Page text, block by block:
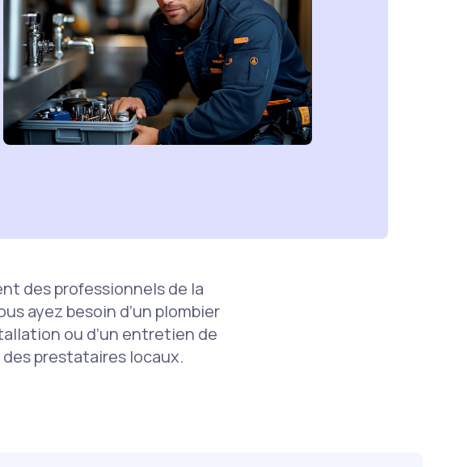
des professionnels de la
ayez besoin d’un plombier
ou d’un entretien de
prestataires locaux.